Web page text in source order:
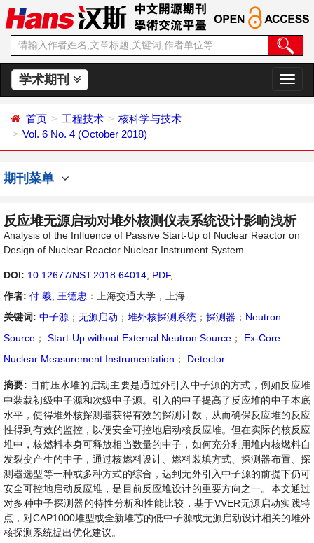
学术期刊
切
换
首页 工程技术
核科学与技术
Vol. 6 No. 4 (October 2018)
期刊菜单
反应堆无源启动对堆外核测仪表系统设计影响浅析
Analysis of the Influence of Passive Start-Up of Nuclear Reactor on
Design of Nuclear Reactor Nuclear Instrument System
DOI: 10.12677/NST.2018.64014 PDF,
作者: 付 羲 王德忠 ：上海交通大学，上海
关键词: 中子源 ； 无源启动 ； 堆外核探测系统 ； 探测器 ； Neutron
Source ； Start-Up without External Neutron Source ；
Ex-Core
Nuclear Measurement Instrumentation ； Detector
摘要: 目前压水堆的启动主要是通过外引入中子源的方式，例如反应堆
中装载初级中子源和次级中子源。引入的中子提高了反应堆的中子本底
水平，使得堆外核探测器获得有效的探测计数，从而确保反应堆的反应
性得到有效的监控，以便安全可控地启动核反应堆。但在实际的核反应
堆中，核燃料本身可释放相当数量的中子，如何充分利用堆内核燃料自
发裂变产生的中子，通过核燃料设计、燃料装填方式、探测器布置、探
测器选型等一种或多种方式的综合，达到无外引入中子源的前提下仍可
安全可控地启动反应堆，是目前反应堆设计的重要方向之一。本文通过
对多种中子探测器的特性分析和性能比较，基于VVER无源启动实践特
点，对CAP1000堆型或全新堆芯的低中子源或无源启动设计相关的堆外
核探测系统提出优化建议。